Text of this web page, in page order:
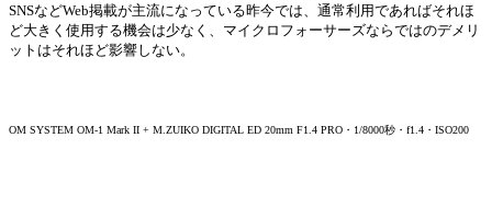
SNSなどWeb掲載が主流になっている昨今では、通常利用であればそれほ
ど大きく使用する機会は少なく、マイクロフォーサーズならではのデメリ
ットはそれほど影響しない。
OM SYSTEM OM-1 Mark II + M.ZUIKO DIGITAL ED 20mm F1.4 PRO・1/8000秒・f1.4・ISO200